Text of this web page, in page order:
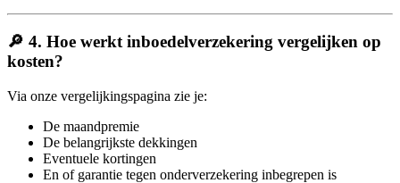
🔎 4. Hoe werkt inboedelverzekering vergelijken op
kosten?
Via onze vergelijkingspagina zie je:
De maandpremie
De belangrijkste dekkingen
Eventuele kortingen
En of garantie tegen onderverzekering inbegrepen is